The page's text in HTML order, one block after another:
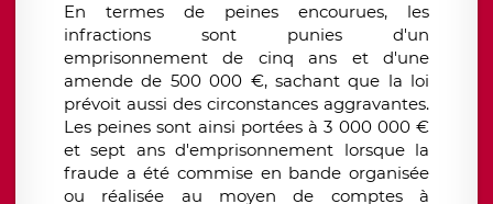
En termes de peines encourues, les
infractions sont punies d'un
emprisonnement de cinq ans et d'une
amende de 500 000 €, sachant que la loi
prévoit aussi des circonstances aggravantes.
Les peines sont ainsi portées à 3 000 000 €
et sept ans d'emprisonnement lorsque la
fraude a été commise en bande organisée
ou réalisée au moyen de comptes à